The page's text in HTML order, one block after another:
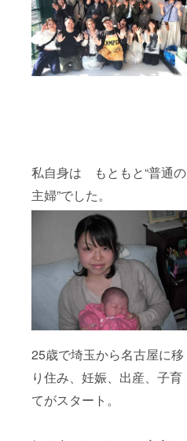
私自身は もともと“普通の
主婦”でした。
25歳で埼玉から名古屋に移
り住み、妊娠、出産、子育
てがスタート。